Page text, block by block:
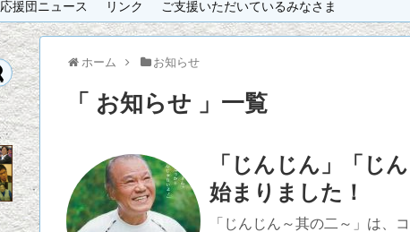
応援団ニュース リンク ご支援いただいているみなさま
ホーム お知らせ
「 お知らせ 」一覧
「じんじん」「じ
始まりました！
「じんじん～其の二～」は、